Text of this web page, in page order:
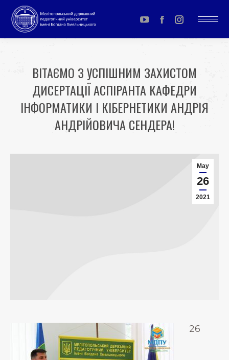
YouTube
page
in
new
window
Facebook
page
in
new
window
Instagram
page
in
new
window
ВІТАЄМО З УСПІШНИМ ЗАХИСТОМ
ДИСЕРТАЦІЇ АСПІРАНТА КАФЕДРИ
ІНФОРМАТИКИ І КІБЕРНЕТИКИ АНДРІЯ
АНДРІЙОВИЧА СЕНДЕРА!
May
26
2021
26